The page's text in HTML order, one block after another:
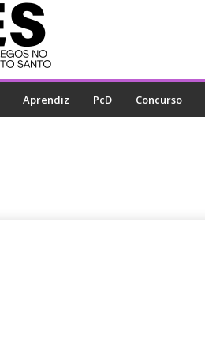
Aprendiz PcD Concurso